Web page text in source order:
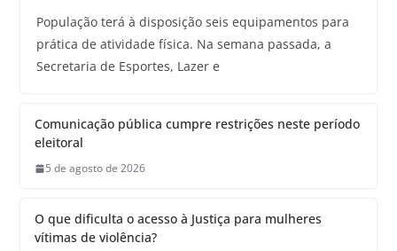
População terá à disposição seis equipamentos para
prática de atividade física. Na semana passada, a
Secretaria de Esportes, Lazer e
Comunicação pública cumpre restrições neste período
eleitoral
5 de agosto de 2026
O que dificulta o acesso à Justiça para mulheres
vítimas de violência?